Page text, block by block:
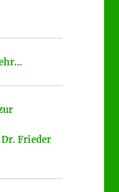
Frieder